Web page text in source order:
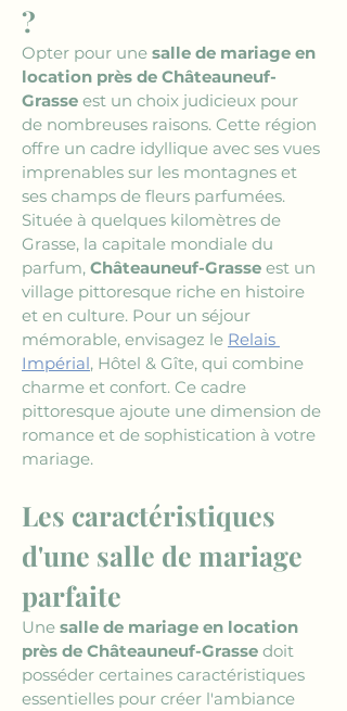
?
Opter pour une salle de mariage en
location près de Châteauneuf-
Grasse est un choix judicieux pour
de nombreuses raisons. Cette région
offre un cadre idyllique avec ses vues
imprenables sur les montagnes et
ses champs de fleurs parfumées.
Située à quelques kilomètres de
Grasse, la capitale mondiale du
parfum, Châteauneuf-Grasse est un
village pittoresque riche en histoire
et en culture. Pour un séjour
mémorable, envisagez le Relais
Impérial, Hôtel & Gîte, qui combine
charme et confort. Ce cadre
pittoresque ajoute une dimension de
romance et de sophistication à votre
mariage.
Les caractéristiques
d'une salle de mariage
parfaite
Une salle de mariage en location
près de Châteauneuf-Grasse doit
posséder certaines caractéristiques
essentielles pour créer l'ambiance